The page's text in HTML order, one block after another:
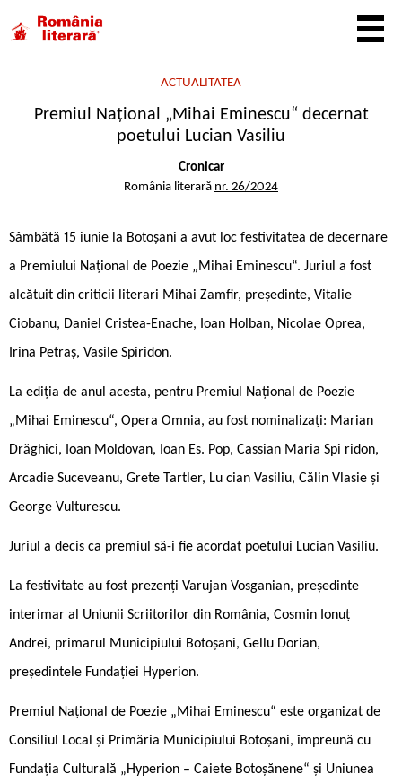
ACTUALITATEA
Premiul Național „Mihai Eminescu“ decernat
poetului Lucian Vasiliu
Cronicar
România literară nr. 26/2024
Sâmbătă 15 iunie la Botoșani a avut loc festivitatea de decernare
a Premiului Național de Poezie „Mihai Eminescu“. Juriul a fost
alcătuit din criticii literari Mihai Zamfir, președinte, Vitalie
Ciobanu, Daniel Cristea-Enache, Ioan Holban, Nicolae Oprea,
Irina Petraș, Vasile Spiridon.
La ediția de anul acesta, pentru Premiul Național de Poezie
„Mihai Eminescu“, Opera Omnia, au fost nominalizați: Marian
Drăghici, Ioan Moldovan, Ioan Es. Pop, Cassian Maria Spi ridon,
Arcadie Suceveanu, Grete Tartler, Lu ­cian Vasiliu, Călin Vlasie şi
George Vulturescu.
Juriul a decis ca premiul să-i fie acordat poetului Lucian Vasiliu.
La festivitate au fost prezenți Varujan Vosganian, președinte
interimar al Uniunii Scriitorilor din România, Cosmin Ionuț
Andrei, primarul Municipiului Botoșani, Gellu Dorian,
președintele Fundației Hyperion.
Premiul Naţional de Poezie „Mihai Eminescu“ este organizat de
Consiliul Local şi Primăria Municipiului Botoşani, împreună cu
Fundaţia Culturală „Hyperion – Caiete Botoşănene“ şi Uniunea